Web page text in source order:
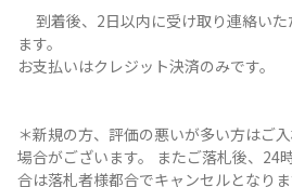
到着後、2日以内に受け取り連絡いた
ます。
お支払いはクレジット決済のみです。
＊新規の方、評価の悪いが多い方はご
場合がございます。 またご落札後、24
合は落札者様都合でキャンセルとなり